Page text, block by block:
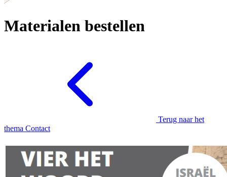
Materialen bestellen
Terug naar het
thema Contact